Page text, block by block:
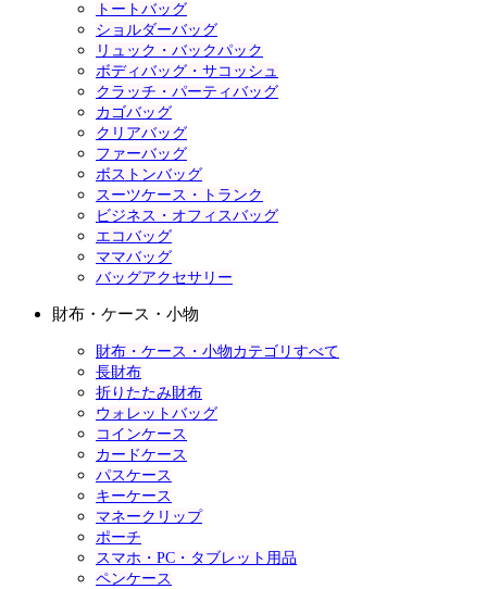
トートバッグ
ショルダーバッグ
リュック・バックパック
ボディバッグ・サコッシュ
クラッチ・パーティバッグ
カゴバッグ
クリアバッグ
ファーバッグ
ボストンバッグ
スーツケース・トランク
ビジネス・オフィスバッグ
エコバッグ
ママバッグ
バッグアクセサリー
財布・ケース・小物
財布・ケース・小物カテゴリすべて
長財布
折りたたみ財布
ウォレットバッグ
コインケース
カードケース
パスケース
キーケース
マネークリップ
ポーチ
スマホ・PC・タブレット用品
ペンケース